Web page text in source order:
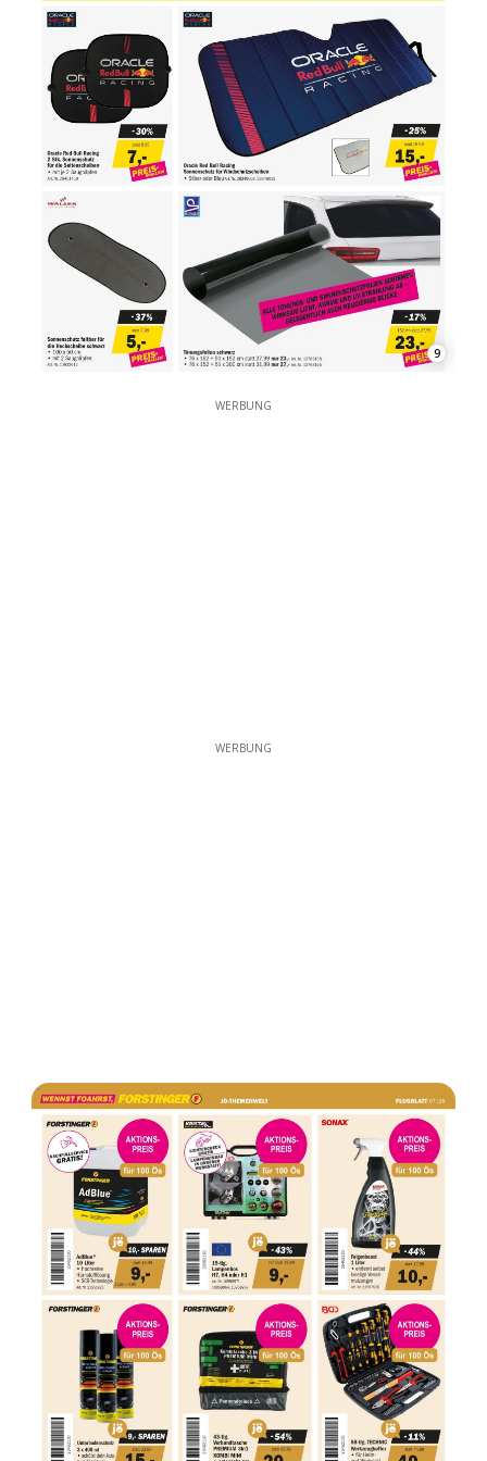
9
WERBUNG
WERBUNG